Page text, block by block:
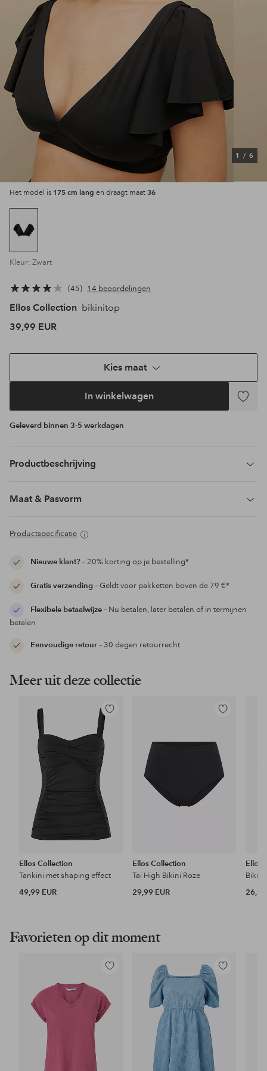
1 / 6
Het model is 175 cm lang en draagt maat 36
Kleur: Zwart
45 14 beoordelingen
Ellos Collection bikinitop
39,99 EUR
Kies maat
In winkelwagen
Geleverd binnen 3-5 werkdagen
Productbeschrijving
Maat & Pasvorm
Productspecificatie
Nieuwe klant?– 20% korting op je bestelling*
Gratis verzending– Geldt voor pakketten boven de 79 €*
Flexibele betaalwijze– Nu betalen, later betalen of in termijnen
betalen
Eenvoudige retour– 30 dagen retourrecht
Meer uit deze collectie
Toevoegen
aan
favorieten
Ellos Collection
Tankini met shaping effect
49,99 EUR
Toevoegen
Ellos Collection
Tai High Bikini Roze
29,99 EUR
Ellos
26,99
Favorieten op dit moment
Toevoegen
favorieten
Toevoegen
aan
favorieten